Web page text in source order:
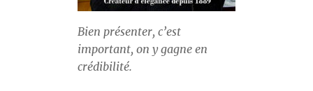
Bien présenter, c’est
important, on y gagne en
crédibilité.